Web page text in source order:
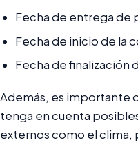
Fecha de entrega de
Fecha de inicio de la
Fecha de finalización
Además, es importante
tenga en cuenta
externos como el clima,